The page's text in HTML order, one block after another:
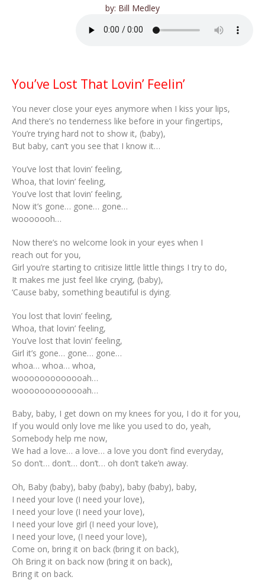
by: Bill Medley
You’ve Lost That Lovin’ Feelin’
You never close your eyes anymore when I kiss your lips,
And there’s no tenderness like before in your fingertips,
You’re trying hard not to show it, (baby),
But baby, can’t you see that I know it…
You’ve lost that lovin’ feeling,
Whoa, that lovin’ feeling,
You’ve lost that lovin’ feeling,
Now it’s gone… gone… gone…
wooooooh…
Now there’s no welcome look in your eyes when I
reach out for you,
Girl you’re starting to critisize little little things I try to do,
It makes me just feel like crying, (baby),
‘Cause baby, something beautiful is dying.
You lost that lovin’ feeling,
Whoa, that lovin’ feeling,
You’ve lost that lovin’ feeling,
Girl it’s gone… gone… gone…
whoa… whoa… whoa,
wooooooooooooah…
wooooooooooooah…
Baby, baby, I get down on my knees for you, I do it for you,
If you would only love me like you used to do, yeah,
Somebody help me now,
We had a love… a love… a love you don’t find everyday,
So don’t… don’t… don’t… oh don’t take’n away.
Oh, Baby (baby), baby (baby), baby (baby), baby,
I need your love (I need your love),
I need your love (I need your love),
I need your love girl (I need your love),
I need your love, (I need your love),
Come on, bring it on back (bring it on back),
Oh Bring it on back now (bring it on back),
Bring it on back.